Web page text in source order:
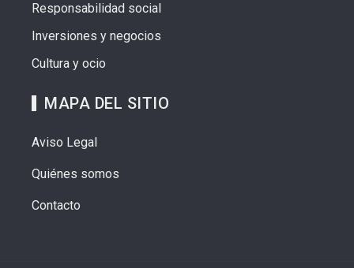
Responsabilidad social
Inversiones y negocios
Cultura y ocio
MAPA DEL SITIO
Aviso Legal
Quiénes somos
Contacto